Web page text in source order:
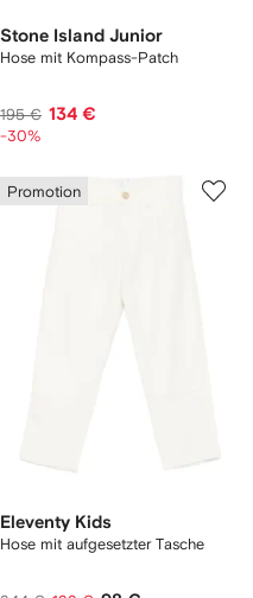
Stone Island Junior
Hose mit Kompass-Patch
195 € 134 €
-30%
Promotion
Eleventy Kids
Hose mit aufgesetzter Tasche